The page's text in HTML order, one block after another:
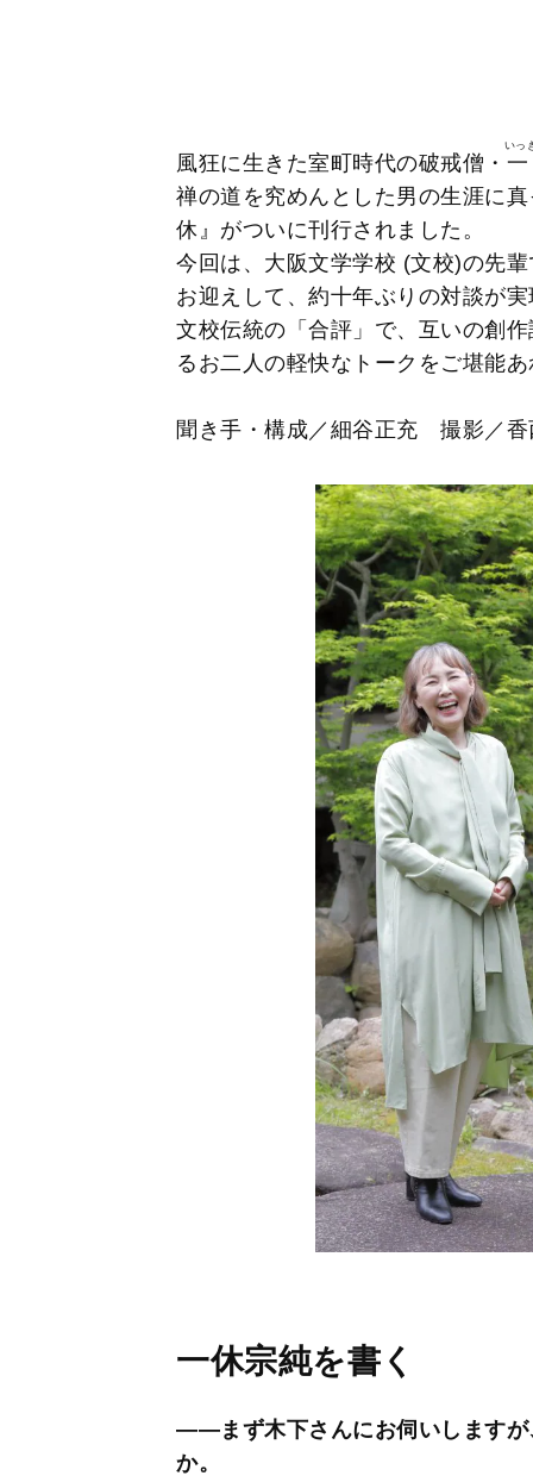
風狂に生きた室町時代の破戒僧・
いっ
禅の道を究めんとした男の生涯に
休』がついに刊行されました。
今回は、大阪文学学校 (文校)の先
お迎えして、約十年ぶりの対談が
文校伝統の「合評」で、互いの創
るお二人の軽快なトークをご堪能
聞き手・構成／細谷正充 撮影／香
一休宗純を書く
――まず木下さんにお伺いしますが
か。